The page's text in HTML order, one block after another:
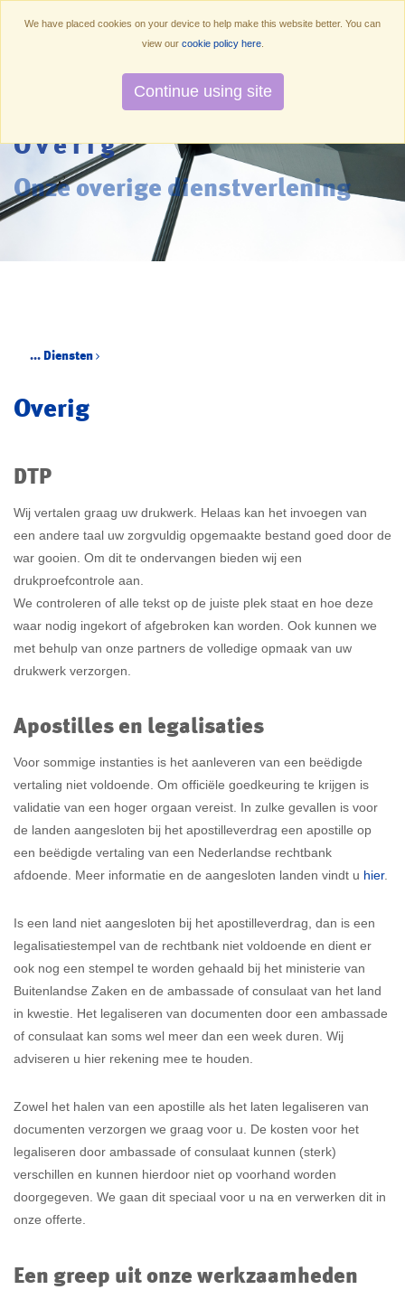
Overig
Onze overige dienstverlening
...Diensten
Overig
DTP
Wij vertalen graag uw drukwerk. Helaas kan het invoegen van
een andere taal uw zorgvuldig opgemaakte bestand goed door de
war gooien. Om dit te ondervangen bieden wij een
drukproefcontrole aan.
We controleren of alle tekst op de juiste plek staat en hoe deze
waar nodig ingekort of afgebroken kan worden. Ook kunnen we
met behulp van onze partners de volledige opmaak van uw
drukwerk verzorgen.
Apostilles en legalisaties
Voor sommige instanties is het aanleveren van een beëdigde
vertaling niet voldoende. Om officiële goedkeuring te krijgen is
validatie van een hoger orgaan vereist. In zulke gevallen is voor
de landen aangesloten bij het apostilleverdrag een apostille op
een beëdigde vertaling van een Nederlandse rechtbank
afdoende. Meer informatie en de aangesloten landen vindt u hier.
Is een land niet aangesloten bij het apostilleverdrag, dan is een
legalisatiestempel van de rechtbank niet voldoende en dient er
ook nog een stempel te worden gehaald bij het ministerie van
Buitenlandse Zaken en de ambassade of consulaat van het land
in kwestie. Het legaliseren van documenten door een ambassade
of consulaat kan soms wel meer dan een week duren. Wij
adviseren u hier rekening mee te houden.
Zowel het halen van een apostille als het laten legaliseren van
documenten verzorgen we graag voor u. De kosten voor het
legaliseren door ambassade of consulaat kunnen (sterk)
verschillen en kunnen hierdoor niet op voorhand worden
doorgegeven. We gaan dit speciaal voor u na en verwerken dit in
onze offerte.
Een greep uit onze werkzaamheden
We have placed cookies on your device to help make this website better. You can
view our cookie policy here.
Continue using site